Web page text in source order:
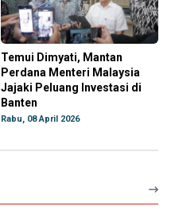
Temui Dimyati, Mantan
Perdana Menteri Malaysia
Jajaki Peluang Investasi di
Banten
Rabu, 08 April 2026